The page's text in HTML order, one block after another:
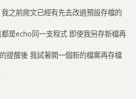
之前爬文已經有先去改過預設存檔的
是echo同一支程式 即使我另存新檔再
提醒後 我試著開一個新的檔案再存檔